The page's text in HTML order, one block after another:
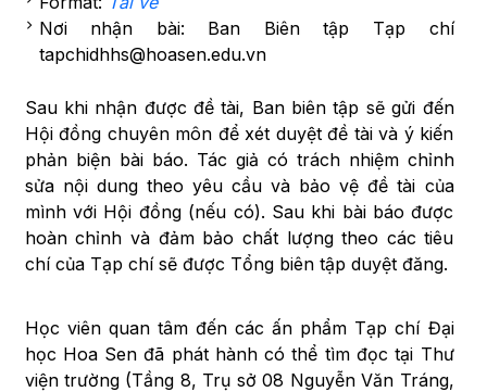
Nơi nhận bài: Ban Biên tập Tạp chí
tapchidhhs@hoasen.edu.vn
Sau khi nhận được đề tài, Ban biên tập sẽ gửi đến
Hội đồng chuyên môn để xét duyệt đề tài và ý kiến
phản biện bài báo. Tác giả có trách nhiệm chỉnh
sửa nội dung theo yêu cầu và bảo vệ đề tài của
mình với Hội đồng (nếu có). Sau khi bài báo được
hoàn chỉnh và đảm bảo chất lượng theo các tiêu
chí của Tạp chí sẽ được Tổng biên tập duyệt đăng.
Học viên quan tâm đến các ấn phẩm Tạp chí Đại
học Hoa Sen đã phát hành có thể tìm đọc tại Thư
viện trường (Tầng 8, Trụ sở 08 Nguyễn Văn Tráng,